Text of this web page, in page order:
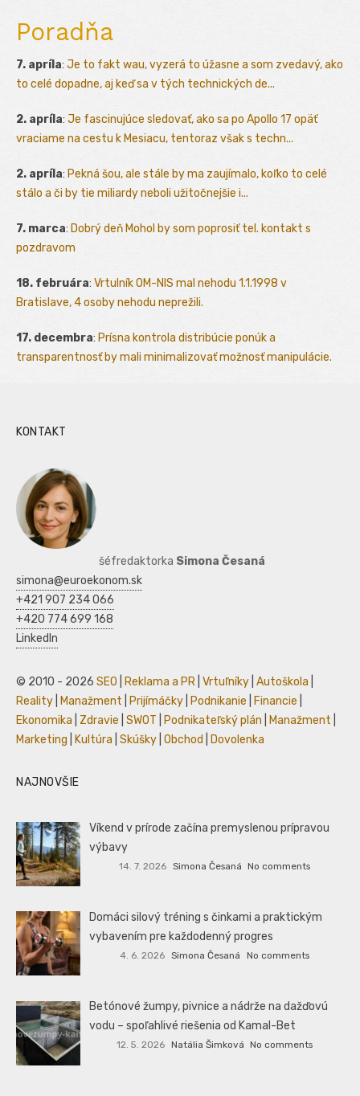
Poradňa
7. apríla: Je to fakt wau, vyzerá to úžasne a som zvedavý, ako
to celé dopadne, aj keď sa v tých technických de...
2. apríla: Je fascinujúce sledovať, ako sa po Apollo 17 opäť
vraciame na cestu k Mesiacu, tentoraz však s techn...
2. apríla: Pekná šou, ale stále by ma zaujímalo, koľko to celé
stálo a či by tie miliardy neboli užitočnejšie i...
7. marca: Dobrý deň Mohol by som poprosiť tel. kontakt s
pozdravom
18. februára: Vrtulník OM-NIS mal nehodu 1.1.1998 v
Bratislave, 4 osoby nehodu neprežili.
17. decembra: Prísna kontrola distribúcie ponúk a
transparentnosť by mali minimalizovať možnosť manipulácie.
KONTAKT
šéfredaktorka Simona Česaná
simona@euroekonom.sk
+421 907 234 066
+420 774 699 168
LinkedIn
© 2010 - 2026 SEO Reklama a PR Vrtuľníky Autoškola
Reality
Manažment Prijímáčky Podnikanie Financie
Ekonomika
Zdravie SWOT Podnikateľský plán Manažment
Marketing
Kultúra Skúšky Obchod Dovolenka
NAJNOVŠIE
Víkend v prírode začína premyslenou prípravou
výbavy
14. 7. 2026 Simona Česaná No comments
Domáci silový tréning s činkami a praktickým
vybavením pre každodenný progres
4. 6. 2026 Simona Česaná No comments
Betónové žumpy, pivnice a nádrže na dažďovú
vodu – spoľahlivé riešenia od Kamal-Bet
12. 5. 2026 Natália Šimková No comments